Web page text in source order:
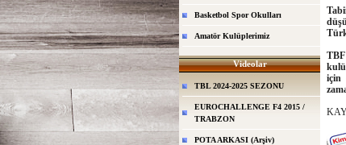
Basketbol Spor Okulları
Amatör Kulüplerimiz
Videolar
TBL 2024-2025 SEZONU
EUROCHALLENGE F4 2015 /
TRABZON
POTA ARKASI (Arşiv)
için